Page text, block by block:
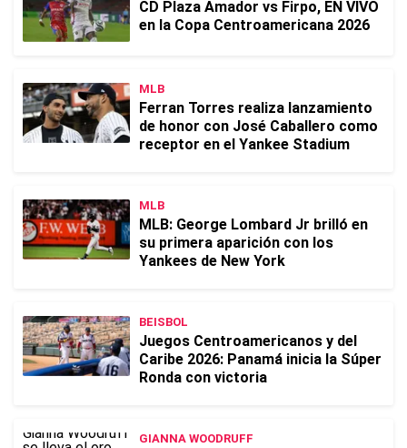
CD Plaza Amador vs Firpo, EN VIVO
en la Copa Centroamericana 2026
MLB
Ferran Torres realiza lanzamiento
de honor con José Caballero como
receptor en el Yankee Stadium
MLB
MLB: George Lombard Jr brilló en
su primera aparición con los
Yankees de New York
BEISBOL
Juegos Centroamericanos y del
Caribe 2026: Panamá inicia la Súper
Ronda con victoria
GIANNA WOODRUFF